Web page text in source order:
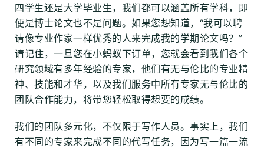
四学生还是大学毕业生，我们都可以涵盖所有学科，即
便是博士论文也不是问题。如果您想知道，“我可以聘
请像专业作家一样优秀的人来完成我的学期论文吗？”
请记住，一旦您在小蚂蚁下订单，您就会看到我们各个
研究领域有多年经验的专家，他们有无与伦比的专业精
神、技能和才华，以及我们服务中所有专家无与伦比的
团队合作能力，将带您轻松取得想要的成绩。
我们的团队多元化，不仅限于写作人员。事实上，我们
有不同的专家来完成不同的代写任务，因为写一篇一流